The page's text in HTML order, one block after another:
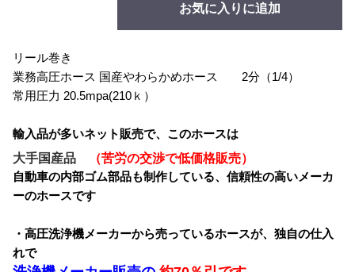
お気に入りに追加
リール巻き
業務高圧ホース 国産やわらかめホース 2分（1/4）
常用圧力 20.5mpa(210ｋ）
輸入品が多いネット販売で、このホースは
大手国産品
（苦労の交渉で低価格販売）
自動車の内部ゴム部品も制作している、信頼性の高いメーカ
ーのホースです
・高圧洗浄機メーカーから売っているホースが、独自の仕入
れで